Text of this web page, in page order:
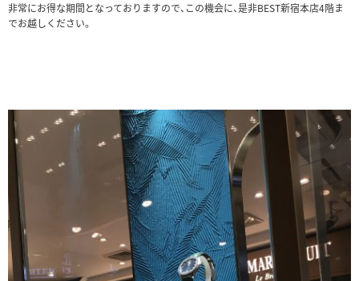
非常にお得な期間となっておりますので、この機会に、是非BEST新宿本店4階ま
でお越しください。